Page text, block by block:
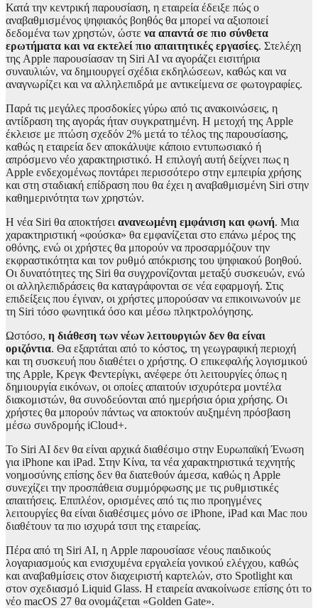
Κατά την κεντρική παρουσίαση, η εταιρεία έδειξε πώς ο
αναβαθμισμένος ψηφιακός βοηθός θα μπορεί να αξιοποιεί
δεδομένα των χρηστών, ώστε να απαντά σε πιο σύνθετα
ερωτήματα και να εκτελεί πιο απαιτητικές εργασίες. Στελέχη
της Apple παρουσίασαν τη Siri AI να αγοράζει εισιτήρια
συναυλιών, να δημιουργεί σχέδια εκδηλώσεων, καθώς και να
αναγνωρίζει και να αλληλεπιδρά με αντικείμενα σε φωτογραφίες.
Παρά τις μεγάλες προσδοκίες γύρω από τις ανακοινώσεις, η
αντίδραση της αγοράς ήταν συγκρατημένη. Η μετοχή της Apple
έκλεισε με πτώση σχεδόν 2% μετά το τέλος της παρουσίασης,
καθώς η εταιρεία δεν αποκάλυψε κάποιο εντυπωσιακό ή
απρόσμενο νέο χαρακτηριστικό. Η επιλογή αυτή δείχνει πως η
Apple ενδεχομένως ποντάρει περισσότερο στην εμπειρία χρήσης
και στη σταδιακή επίδραση που θα έχει η αναβαθμισμένη Siri στην
καθημερινότητα των χρηστών.
Η νέα Siri θα αποκτήσει ανανεωμένη εμφάνιση και φωνή. Μια
χαρακτηριστική «φούσκα» θα εμφανίζεται στο επάνω μέρος της
οθόνης, ενώ οι χρήστες θα μπορούν να προσαρμόζουν την
εκφραστικότητα και τον ρυθμό απόκρισης του ψηφιακού βοηθού.
Οι δυνατότητες της Siri θα συγχρονίζονται μεταξύ συσκευών, ενώ
οι αλληλεπιδράσεις θα καταγράφονται σε νέα εφαρμογή. Στις
επιδείξεις που έγιναν, οι χρήστες μπορούσαν να επικοινωνούν με
τη Siri τόσο φωνητικά όσο και μέσω πληκτρολόγησης.
Ωστόσο, η διάθεση των νέων λειτουργιών δεν θα είναι
οριζόντια. Θα εξαρτάται από το κόστος, τη γεωγραφική περιοχή
και τη συσκευή που διαθέτει ο χρήστης. Ο επικεφαλής λογισμικού
της Apple, Κρεγκ Φεντερίγκι, ανέφερε ότι λειτουργίες όπως η
δημιουργία εικόνων, οι οποίες απαιτούν ισχυρότερα μοντέλα
διακομιστών, θα συνοδεύονται από ημερήσια όρια χρήσης. Οι
χρήστες θα μπορούν πάντως να αποκτούν αυξημένη πρόσβαση
μέσω συνδρομής iCloud+.
Το Siri AI δεν θα είναι αρχικά διαθέσιμο στην Ευρωπαϊκή Ένωση
για iPhone και iPad. Στην Κίνα, τα νέα χαρακτηριστικά τεχνητής
νοημοσύνης επίσης δεν θα διατεθούν άμεσα, καθώς η Apple
συνεχίζει την προσπάθεια συμμόρφωσης με τις ρυθμιστικές
απαιτήσεις. Επιπλέον, ορισμένες από τις πιο προηγμένες
λειτουργίες θα είναι διαθέσιμες μόνο σε iPhone, iPad και Mac που
διαθέτουν τα πιο ισχυρά τσιπ της εταιρείας.
Πέρα από τη Siri AI, η Apple παρουσίασε νέους παιδικούς
λογαριασμούς και ενισχυμένα εργαλεία γονικού ελέγχου, καθώς
και αναβαθμίσεις στον διαχειριστή καρτελών, στο Spotlight και
στον σχεδιασμό Liquid Glass. Η εταιρεία ανακοίνωσε επίσης ότι το
νέο macOS 27 θα ονομάζεται «Golden Gate».